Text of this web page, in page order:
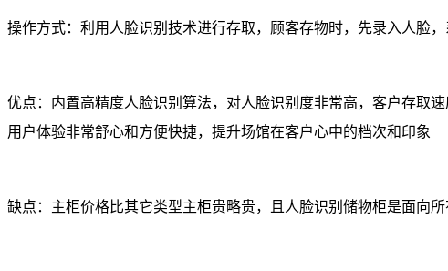
操作方式：利用人脸识别技术进行存取，顾客存物时，先录入人脸
优点：内置高精度人脸识别算法，对人脸识别度非常高，客户存取
用户体验非常舒心和方便快捷，提升场馆在客户心中的档次和印象
缺点：主柜价格比其它类型主柜贵略贵，且人脸识别储物柜是面向